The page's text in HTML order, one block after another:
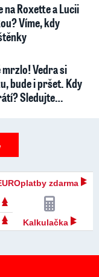
na Roxette a Lucii
Víme, kdy
mrzlo! Vedra si
bude i pršet. Kdy
Sledujte…
zdarma
Kalkulačka